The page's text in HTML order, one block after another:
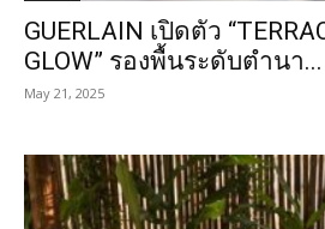
GUERLAIN เปิดตัว
GLOW” รองพื้นระดับตำนา...
May 21, 2025